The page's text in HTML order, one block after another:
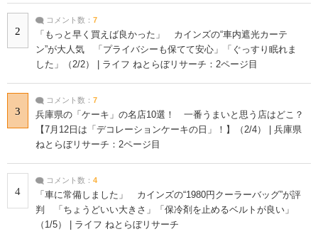
2
コメント数： 7
「もっと早く買えば良かった」 カインズの“車内遮光カーテ
ン”が大人気 「プライバシーも保てて安心」「ぐっすり眠れま
した」（2/2） | ライフ ねとらぼリサーチ：2ページ目
3
コメント数： 7
兵庫県の「ケーキ」の名店10選！ 一番うまいと思う店はどこ？
【7月12日は「デコレーションケーキの日」！】（2/4） | 兵庫県
ねとらぼリサーチ：2ページ目
4
コメント数： 4
「車に常備しました」 カインズの“1980円クーラーバッグ”が評
判 「ちょうどいい大きさ」「保冷剤を止めるベルトが良い」
（1/5） | ライフ ねとらぼリサーチ